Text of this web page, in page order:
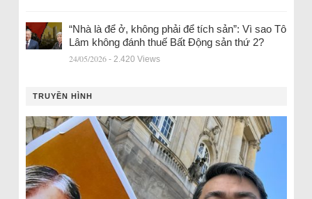
“Nhà là để ở, không phải để tích sản”: Vì sao Tô
Lâm không đánh thuế Bất Động sản thứ 2?
24/05/2026 - 2.420 Views
TRUYỀN HÌNH